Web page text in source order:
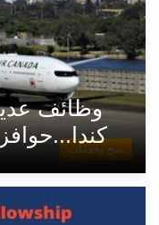
منح وخدمات
وظائف